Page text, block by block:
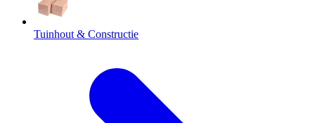
Tuinhout & Constructie